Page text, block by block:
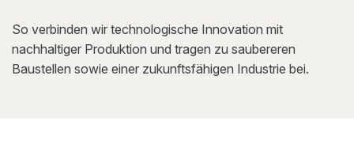
So verbinden wir technologische Innovation mit
nachhaltiger Produktion und tragen zu saubereren
Baustellen sowie einer zukunftsfähigen Industrie bei.